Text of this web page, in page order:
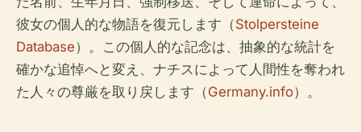
彼女の個人的な物語を復元します（Stolpersteine
Database）。この個人的な記念は、抽象的な統計を
確かな追悼へと変え、ナチスによって人間性を奪われ
た人々の尊厳を取り戻します（Germany.info）。